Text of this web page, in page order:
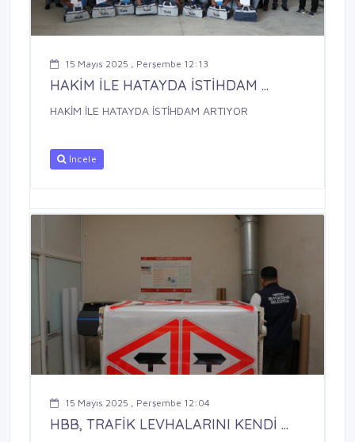
15 Mayıs 2025 , Perşembe 12:13
HAKİM İLE HATAYDA İSTİHDAM ...
HAKİM İLE HATAYDA İSTİHDAM ARTIYOR
İncele
15 Mayıs 2025 , Perşembe 12:04
HBB, TRAFİK LEVHALARINI KENDİ ...